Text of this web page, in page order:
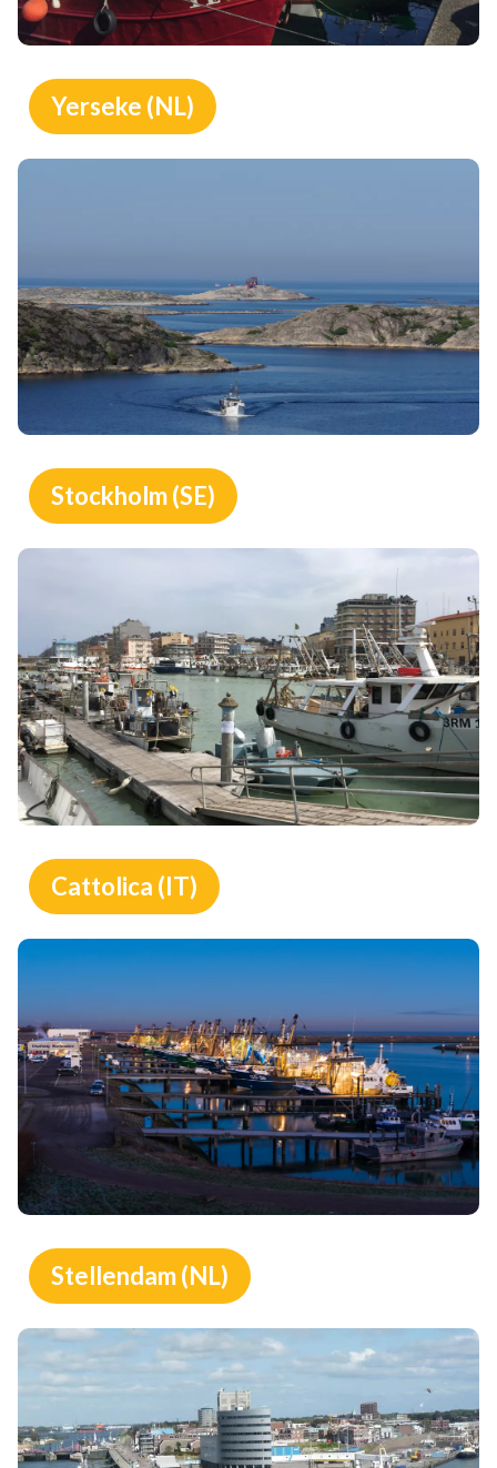
Yerseke (NL)
Stockholm (SE)
Cattolica (IT)
Stellendam (NL)